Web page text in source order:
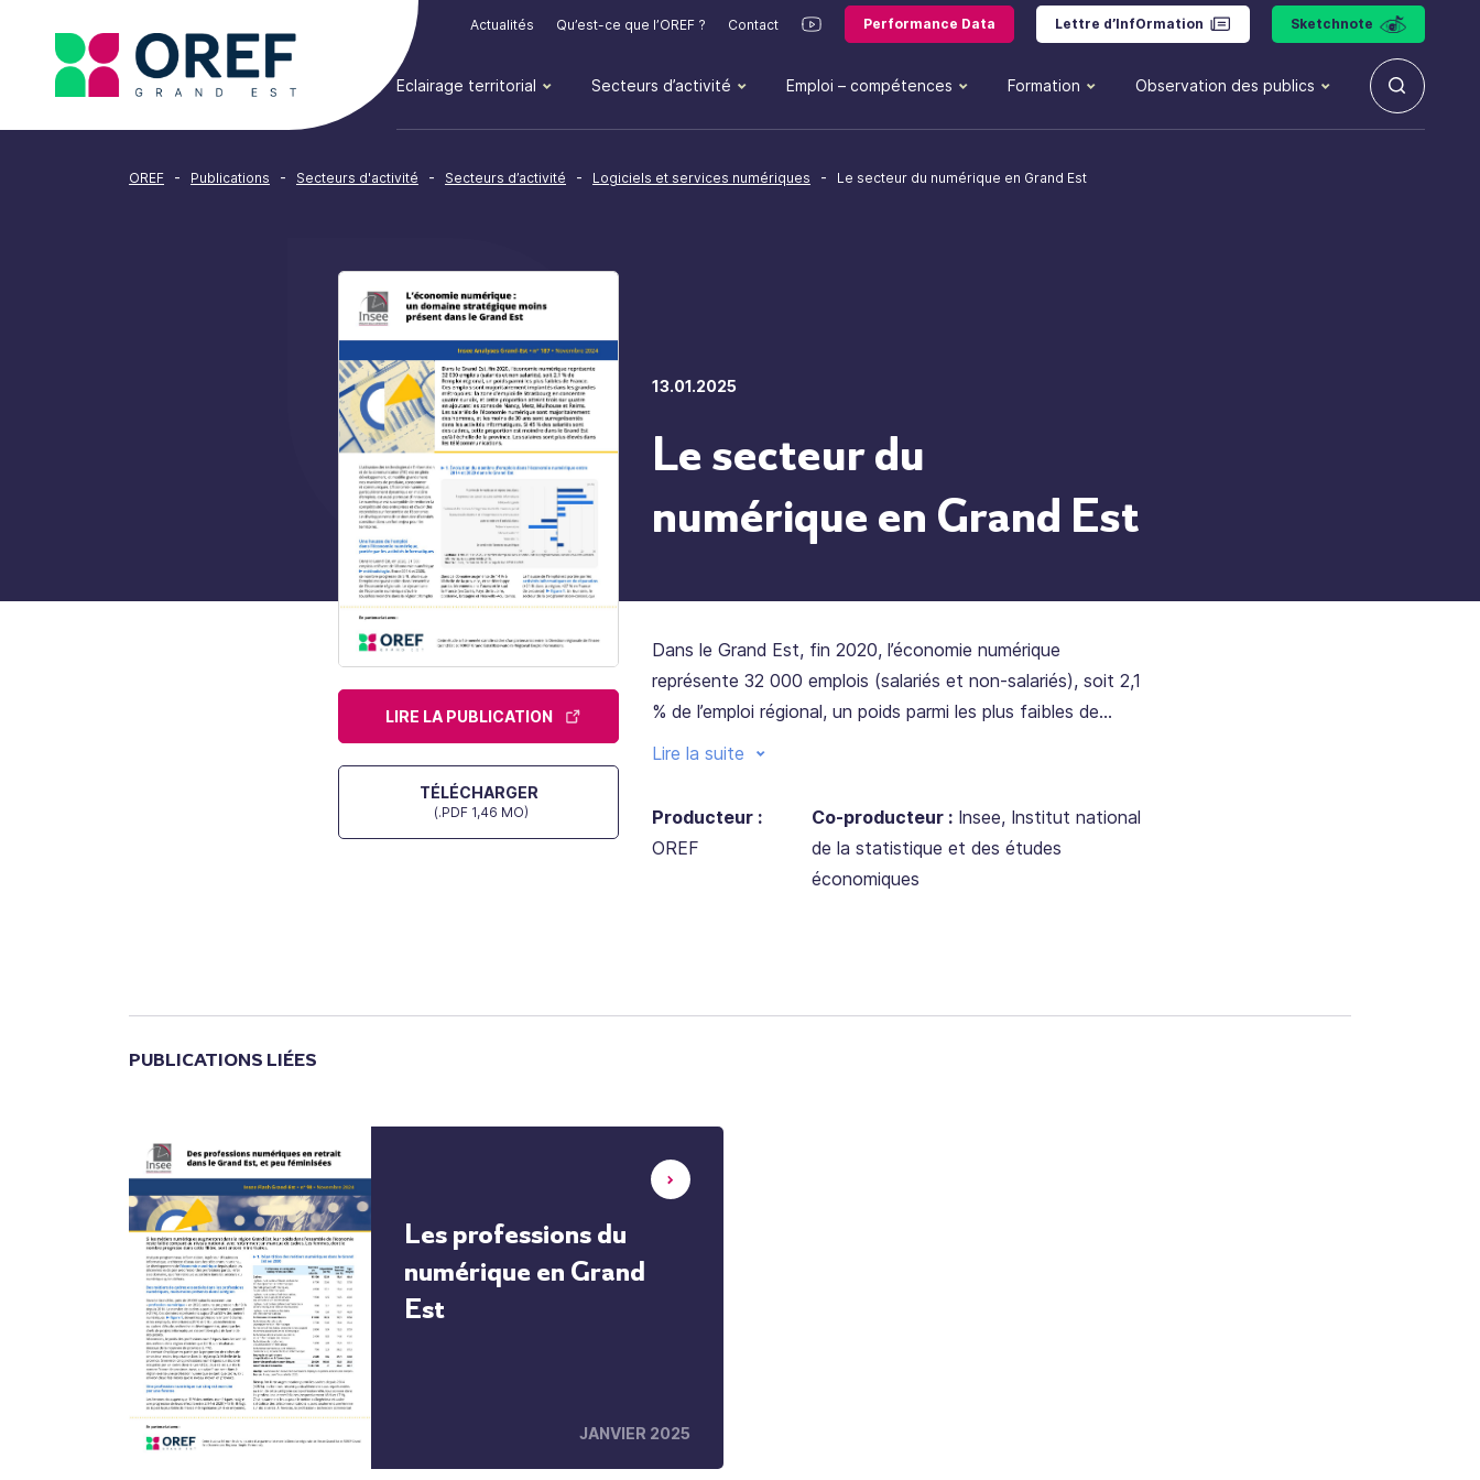
Actualités Qu’est-ce que l’OREF ? Contact Performance Data Lettre d’InfOrmation Sketchnote
Eclairage territorial Secteurs d’activité Emploi – compétences Formation Observation des publics
OREF - Publications - Secteurs d'activité - Secteurs d’activité - Logiciels et services numériques - Le secteur du numérique en Grand Est
13.01.2025
Le secteur du
numérique en Grand Est
LIRE LA PUBLICATION
TÉLÉCHARGER
(.PDF 1,46 MO)
Dans le Grand Est, fin 2020, l’économie numérique
représente 32 000 emplois (salariés et non-salariés), soit 2,1
% de l’emploi régional, un poids parmi les plus faibles de
France. Ces emplois sont majoritairement implantés dans
sur quatre en ajoutant les zones de Nancy, Metz, Mulhouse
Lire la suite
Producteur :
OREF
Co-producteur : Insee, Institut national
de la statistique et des études
économiques
PUBLICATIONS LIÉES
Les professions du
numérique en Grand
Est
JANVIER 2025